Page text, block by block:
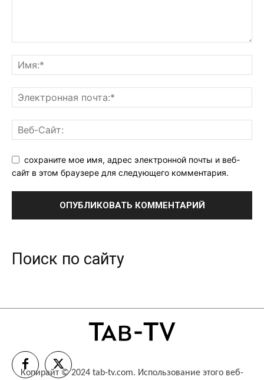
сохраните мое имя, адрес электронной почты и веб-
сайт в этом браузере для следующего комментария.
Поиск по сайту
Копирайт © 2024 tab-tv.com. Использование этого веб-